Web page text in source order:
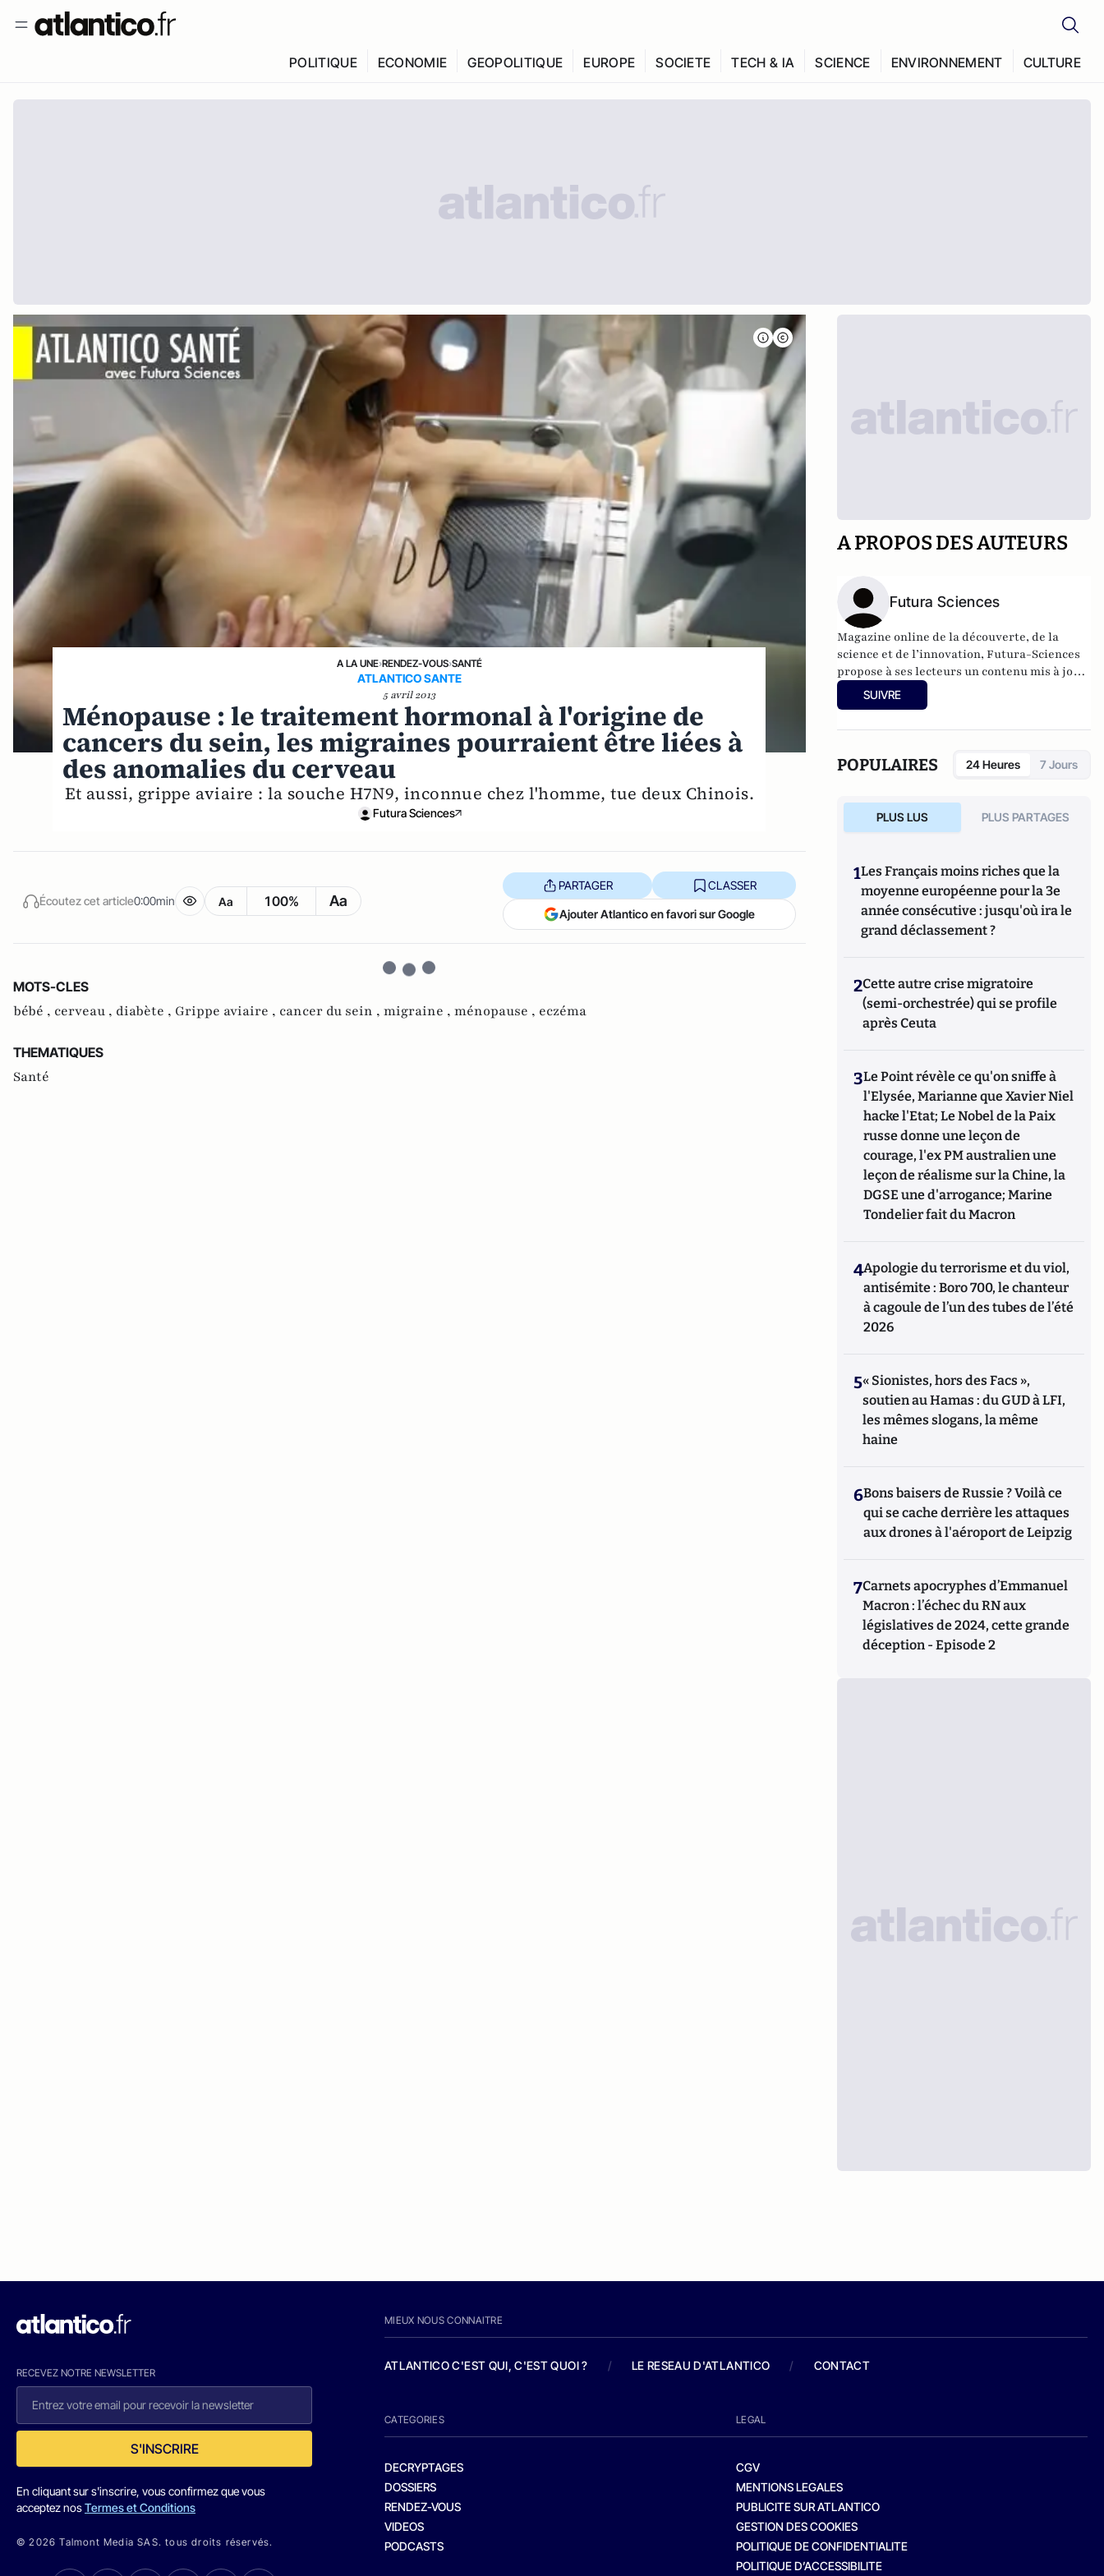
POLITIQUE ECONOMIE GEOPOLITIQUE EUROPE SOCIETE TECH & IA SCIENCE ENVIRONNEMENT CULTURE
A LA UNE›RENDEZ-VOUS›SANTÉ
ATLANTICO SANTE
5 avril 2013
Ménopause : le traitement hormonal à l'origine de
cancers du sein, les migraines pourraient être liées à
des anomalies du cerveau
Et aussi, grippe aviaire : la souche H7N9, inconnue chez l'homme, tue deux Chinois.
Futura Sciences
Écoutez cet article0:00min Aa 100% Aa
PARTAGER CLASSER
Ajouter Atlantico en favori sur Google
MOTS-CLES
bébé , cerveau , diabète , Grippe aviaire , cancer du sein , migraine , ménopause , eczéma
THEMATIQUES
Santé
A PROPOS DES AUTEURS
Futura Sciences
Magazine online de la découverte, de la
science et de l’innovation,Futura-Sciences
propose à ses lecteurs un contenu mis à jour
en permanence et richement illustré.
SUIVRE
POPULAIRES 24 Heures 7 Jours
PLUS LUS PLUS PARTAGES
1Les Français moins riches que la
moyenne européenne pour la 3e
année consécutive : jusqu'où ira le
grand déclassement ?
2Cette autre crise migratoire
(semi-orchestrée) qui se profile
après Ceuta
3Le Point révèle ce qu'on sniffe à
l'Elysée, Marianne que Xavier Niel
hacke l'Etat; Le Nobel de la Paix
russe donne une leçon de
courage, l'ex PM australien une
leçon de réalisme sur la Chine, la
DGSE une d'arrogance; Marine
Tondelier fait du Macron
4Apologie du terrorisme et du viol,
antisémite : Boro 700, le chanteur
à cagoule de l’un des tubes de l’été
2026
5« Sionistes, hors des Facs »,
soutien au Hamas : du GUD à LFI,
les mêmes slogans, la même
haine
6Bons baisers de Russie ? Voilà ce
qui se cache derrière les attaques
aux drones à l'aéroport de Leipzig
7Carnets apocryphes d’Emmanuel
Macron : l’échec du RN aux
législatives de 2024, cette grande
déception - Episode 2
RECEVEZ NOTRE NEWSLETTER
S'INSCRIRE
En cliquant sur s'inscrire, vous confirmez que vous
acceptez nosTermes et Conditions
© 2026 Talmont Media SAS. tous droits réservés.
MIEUX NOUS CONNAITRE
ATLANTICO C'EST QUI, C'EST QUOI ? / LE RESEAU D'ATLANTICO / CONTACT
CATEGORIES
DECRYPTAGES
DOSSIERS
RENDEZ-VOUS
VIDEOS
PODCASTS
LEGAL
CGV
MENTIONS LEGALES
PUBLICITE SUR ATLANTICO
GESTION DES COOKIES
POLITIQUE DE CONFIDENTIALITE
POLITIQUE D’ACCESSIBILITE